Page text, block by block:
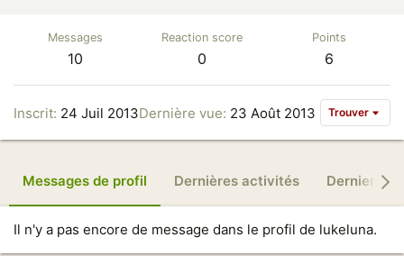
Messages
10
Reaction score
0
Points
6
Inscrit 24 Juil 2013Dernière vue 23 Août 2013 Trouver
Messages de profil Dernières activités Derniers
Il n'y a pas encore de message dans le profil de lukeluna.